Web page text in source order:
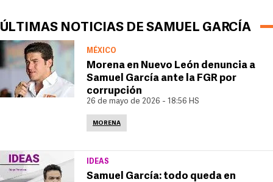
ÚLTIMAS NOTICIAS DE SAMUEL GARCÍA
MÉXICO
Morena en Nuevo León denuncia a
Samuel García ante la FGR por
corrupción
26 de mayo de 2026 - 18:56 HS
MORENA
IDEAS
Samuel García: todo queda en